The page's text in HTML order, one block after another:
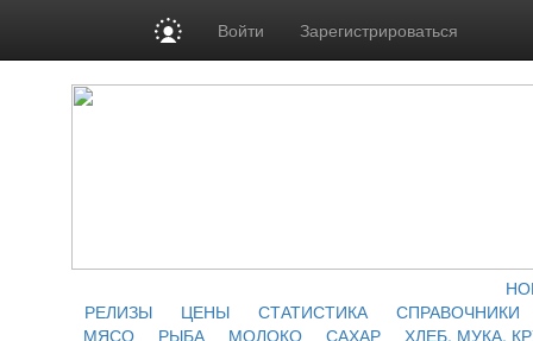
Войти Зарегистрироваться
РЕЛИЗЫ
ЦЕНЫ СТАТИСТИКА
СПРАВОЧНИКИ
МЯСО
РЫБА МОЛОКО САХАР
ХЛЕБ, МУКА,